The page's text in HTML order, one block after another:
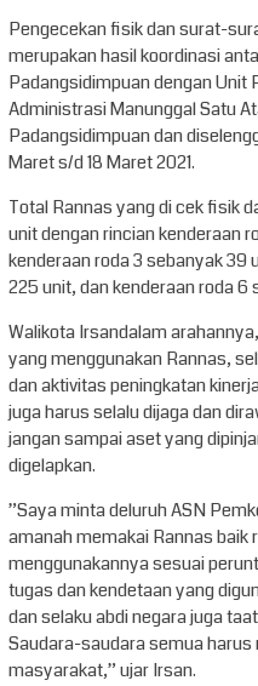
Pengecekan fisik dan surat-
merupakan hasil koordinasi
Padangsidimpuan dengan Unit
Administrasi Manunggal Satu
Padangsidimpuan dan
Maret s/d 18 Maret 2021.
Total Rannas yang di cek fisik
unit dengan rincian kenderaan
kenderaan roda 3 sebanyak 39
225 unit, dan kenderaan roda 6
Walikota Irsandalam
yang menggunakan Rannas,
dan aktivitas peningkatan
juga harus selalu dijaga dan
jangan sampai aset yang
digelapkan.
”Saya minta deluruh ASN
amanah memakai Rannas baik
menggunakannya sesuai
tugas dan kendetaan yang
dan selaku abdi negara juga
Saudara-saudara semua
masyarakat,” ujar Irsan.